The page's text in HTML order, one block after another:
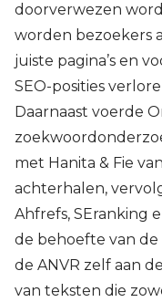
doorverwezen
worden bezoekers
juiste pagina’s en
SEO-posities
Daarnaast voerde
met Hanita & Fie
achterhalen,
Ahfrefs, SEranking
de behoefte van
de ANVR zelf aan
van teksten die